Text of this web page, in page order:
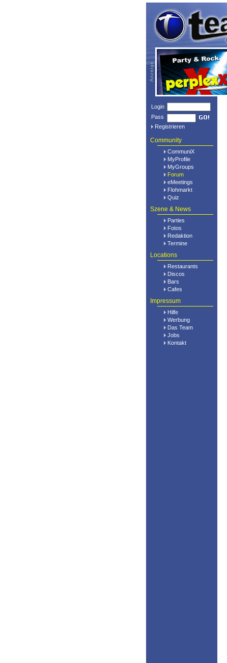
Login
Pass
Registrieren
Community
CommuniX
MyProfile
MyGroups
Forum
eMeetings
Flohmarkt
Quiz
Szene & News
Parties
Fotos
Redaktion
Termine
Locations
Restaurants
Discos
Bars
Cafes
Impressum
Hilfe
Werbung
Das Team
Jobs
Kontakt